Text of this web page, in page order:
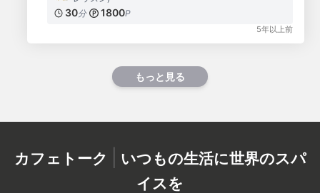
30分 1800P
5年以上前
もっと見る
カフェトーク | いつもの生活に世界のスパ
イスを